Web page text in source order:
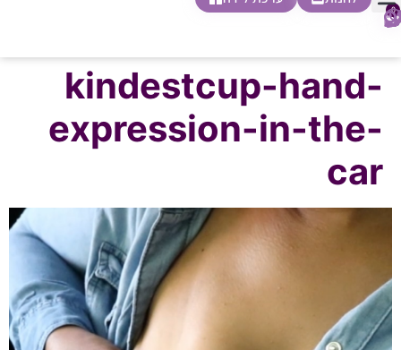
0
kindestcup-hand-
expression-in-the-
car